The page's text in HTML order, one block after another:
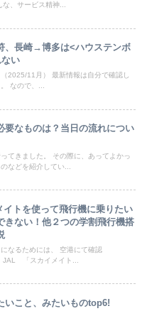
な、サービス精神...
、長崎→博多は<ハウステンボ
い
2025/11月） 最新情報は自分で確認し
なので、...
要なものは？当日の流れについ
てきました。 その際に、あってよかっ
などを紹介してい...
トを使って飛行機に乗りたい
きない！他２つの学割飛行機搭
なるためには、 空港にて確認
JAL 「スカイメイト...
いこと、みたいものtop6!